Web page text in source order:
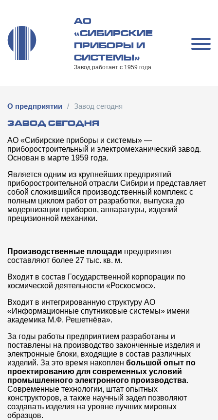
АО
«СИБИРСКИЕ
ПРИБОРЫ И
СИСТЕМЫ»
Завод работает с 1959 года.
О предприятии / Завод сегодня
ЗАВОД СЕГОДНЯ
АО «Сибирские приборы и системы» —
приборостроительный и электромеханический завод.
Основан в марте 1959 года.
Является одним из крупнейших предприятий
приборостроительной отрасли Сибири и представляет
собой сложившийся производственный комплекс с
полным циклом работ от разработки, выпуска до
модернизации приборов, аппаратуры, изделий
прецизионной механики.
Производственные площади предприятия
составляют более 27 тыс. кв. м.
Входит в состав Государственной корпорации по
космической деятельности «Роскосмос».
Входит в интегрированную структуру АО
«Информационные спутниковые системы» имени
академика М.Ф. Решетнёва».
За годы работы предприятием разработаны и
поставлены на производство законченные изделия и
электронные блоки, входящие в состав различных
изделий. За это время накоплен большой опыт по
проектированию для современных условий
промышленного электронного производства.
Современные технологии, штат опытных
конструкторов, а также научный задел позволяют
создавать изделия на уровне лучших мировых
образцов.